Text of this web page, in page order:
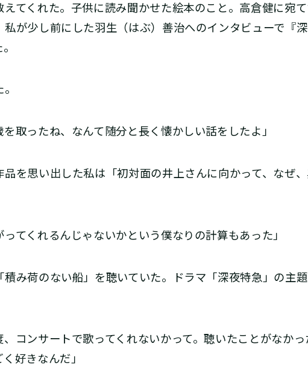
てくれた。子供に読み聞かせた絵本のこと。高倉健に宛
が少し前にした羽生（はぶ）善治へのインタビューで『
取ったね、なんて随分と長く懐かしい話をしたよ」
を思い出した私は「初対面の井上さんに向かって、なぜ
てくれるんじゃないかという僕なりの計算もあった」
み荷のない船」を聴いていた。ドラマ「深夜特急」の主
コンサートで歌ってくれないかって。聴いたことがなか
好きなんだ」